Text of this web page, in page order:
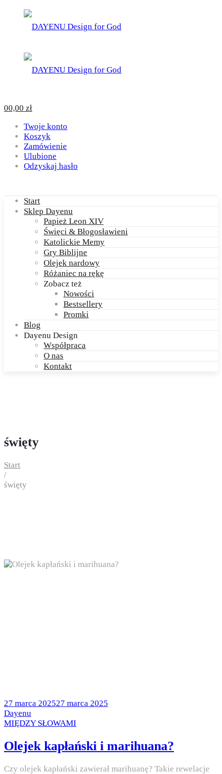
00,00 zł
Twoje konto
Koszyk
Zamówienie
Ulubione
Odzyskaj hasło
Start
Sklep Dayenu
Papież Leon XIV
Święci & Błogosławieni
Katolickie Memy
Gry Biblijne
Olejek nardowy
Różaniec na rękę
Zobacz też
Nowości
Bestsellery
Promki
Blog
Dayenu Design
Współpraca
O nas
Kontakt
święty
Start
/
święty
Posted
on
27 marca 202527 marca 2025
by
Dayenu
Posted
MIĘDZY SŁOWAMI
Olejek kapłański i marihuana?
Czy olejek kapłański zawierał marihuanę? Takie rewelacje